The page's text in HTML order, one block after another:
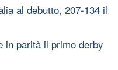
al debutto, 207-134 il
in parità il primo derby